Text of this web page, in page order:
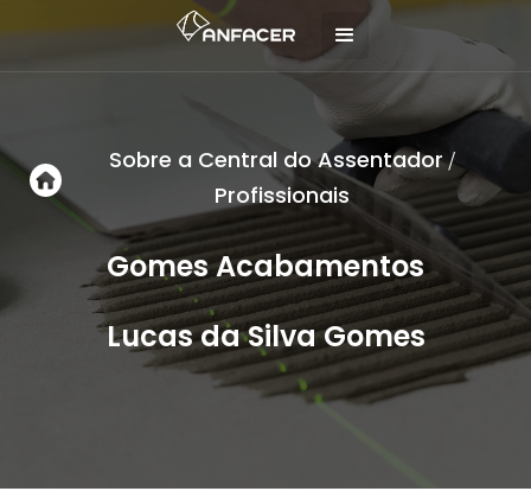
Sobre a Central do Assentador/
Profissionais
Gomes Acabamentos
Lucas da Silva Gomes